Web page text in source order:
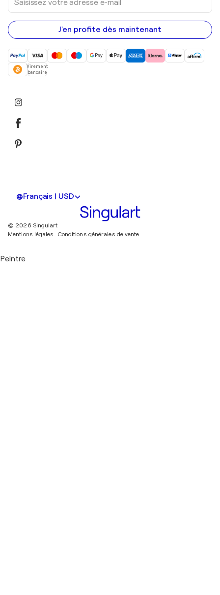
votre
adresse
e-
mail
J'en profite dès maintenant
Virement
bancaire
Français | USD
© 2026 Singulart
Mentions légales. Conditions générales de vente
Peintre